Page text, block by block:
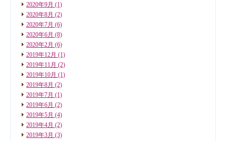
2020年9月 (1)
2020年8月 (2)
2020年7月 (6)
2020年6月 (8)
2020年2月 (6)
2019年12月 (1)
2019年11月 (2)
2019年10月 (1)
2019年8月 (2)
2019年7月 (1)
2019年6月 (2)
2019年5月 (4)
2019年4月 (2)
2019年3月 (3)